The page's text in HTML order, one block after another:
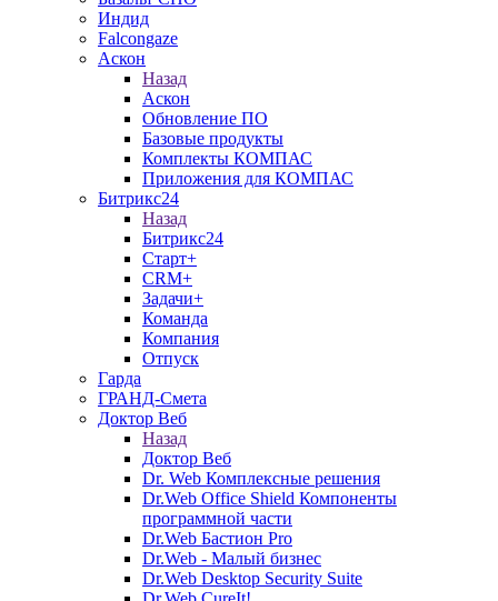
Индид
Falcongaze
Аскон
Назад
Аскон
Обновление ПО
Базовые продукты
Комплекты КОМПАС
Приложения для КОМПАС
Битрикс24
Назад
Битрикс24
Старт+
CRM+
Задачи+
Команда
Компания
Отпуск
Гарда
ГРАНД-Смета
Доктор Веб
Назад
Доктор Веб
Dr. Web Комплексные решения
Dr.Web Office Shield Компоненты
программной части
Dr.Web Бастион Pro
Dr.Web - Малый бизнес
Dr.Web Desktop Security Suite